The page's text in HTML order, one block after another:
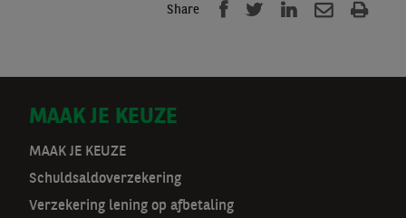
Share
D
o
o
MAAK JE KEUZE
MAAK JE KEUZE
Schuldsaldoverzekering
Verzekering lening op afbetaling